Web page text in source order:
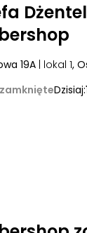
19A | lokal 1,
Dzisiaj: